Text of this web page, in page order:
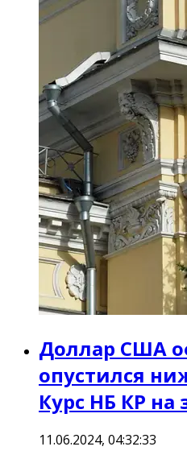
Доллар США
опустился
Курс НБ КР на
11.06.2024, 04:32:33